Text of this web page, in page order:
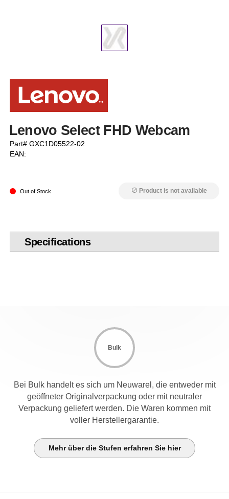
Lenovo Select FHD Webcam
Part# GXC1D05522-02
EAN:
Out of Stock block Product is not available
Specifications
Bulk
Bei Bulk handelt es sich um Neuwarel, die entweder mit
geöffneter Originalverpackung oder mit neutraler
Verpackung geliefert werden. Die Waren kommen mit
voller Herstellergarantie.
Mehr über die Stufen erfahren Sie hier